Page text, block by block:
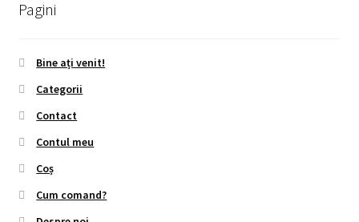
Pagini
Bine ați venit!
Categorii
Contact
Contul meu
Coș
Cum comand?